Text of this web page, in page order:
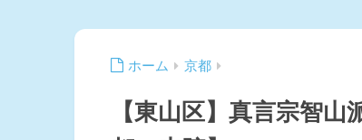
ホーム 京都
【東山区】真言宗智